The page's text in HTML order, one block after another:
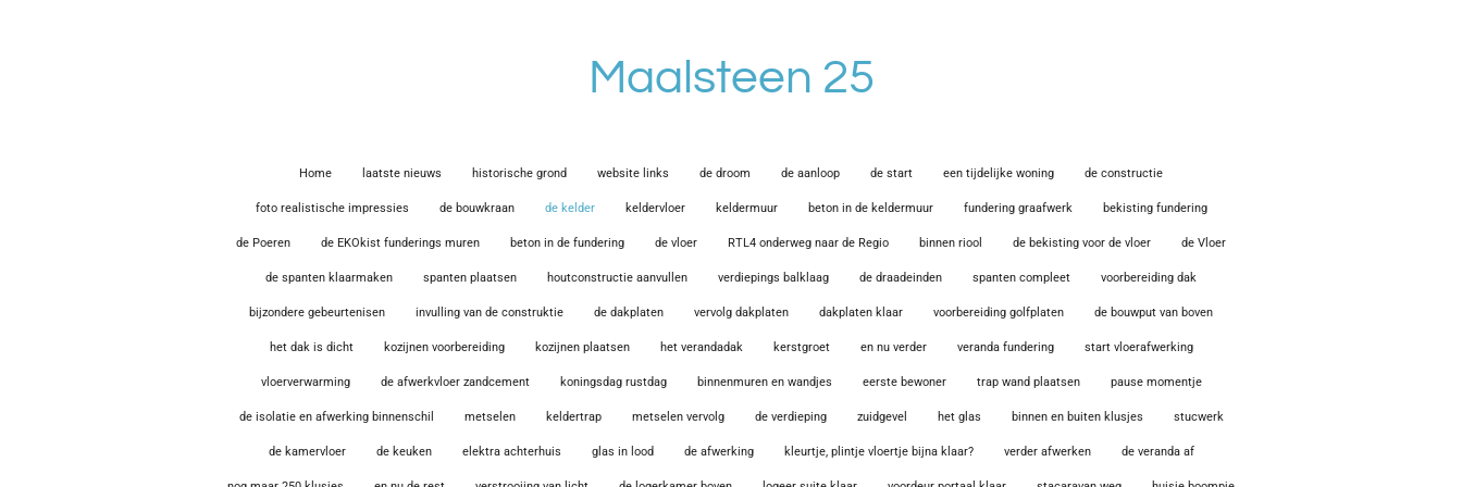
Maalsteen 25
Home laatste nieuws historische grond website links de droom de aanloop de start een tijdelijke woning de constructie
foto realistische impressies de bouwkraan de kelder keldervloer keldermuur beton in de keldermuur fundering graafwerk bekisting fundering
de Poeren de EKOkist funderings muren beton in de fundering de vloer RTL4 onderweg naar de Regio binnen riool de bekisting voor de vloer de Vloer
de spanten klaarmaken spanten plaatsen houtconstructie aanvullen verdiepings balklaag de draadeinden spanten compleet voorbereiding dak
bijzondere gebeurtenisen invulling van de construktie de dakplaten vervolg dakplaten dakplaten klaar voorbereiding golfplaten de bouwput van boven
het dak is dicht kozijnen voorbereiding kozijnen plaatsen het verandadak kerstgroet en nu verder veranda fundering start vloerafwerking
vloerverwarming de afwerkvloer zandcement koningsdag rustdag binnenmuren en wandjes eerste bewoner trap wand plaatsen pause momentje
de isolatie en afwerking binnenschil metselen keldertrap metselen vervolg de verdieping zuidgevel het glas binnen en buiten klusjes stucwerk
de kamervloer de keuken elektra achterhuis glas in lood de afwerking kleurtje, plintje vloertje bijna klaar? verder afwerken de veranda af